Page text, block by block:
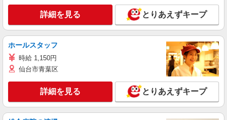
詳細を見る とりあえずキープ
ホールスタッフ
時給 1,150円
仙台市青葉区
詳細を見る とりあえずキープ